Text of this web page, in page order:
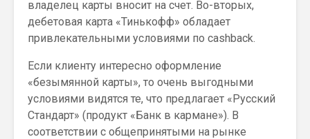
владелец карты вносит на счет. Во-вторых,
дебетовая карта «Тинькофф» обладает
привлекательными условиями по cashback.
Если клиенту интересно оформление
«безымянной карты», то очень выгодными
условиями видятся те, что предлагает «Русский
Стандарт» (продукт «Банк в кармане»). В
соответствии с общепринятыми на рынке